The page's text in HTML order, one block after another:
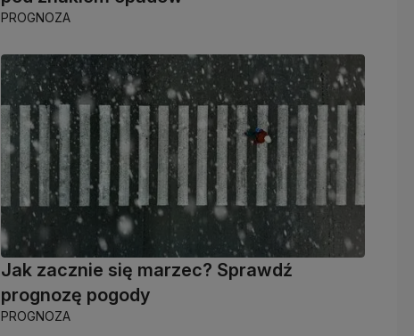
PROGNOZA
Jak zacznie się marzec? Sprawdź
prognozę pogody
PROGNOZA